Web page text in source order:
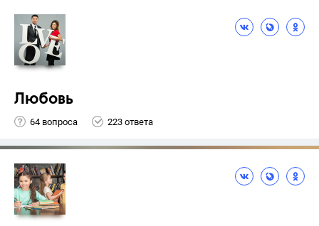
Любовь
64 вопроса 223 ответа